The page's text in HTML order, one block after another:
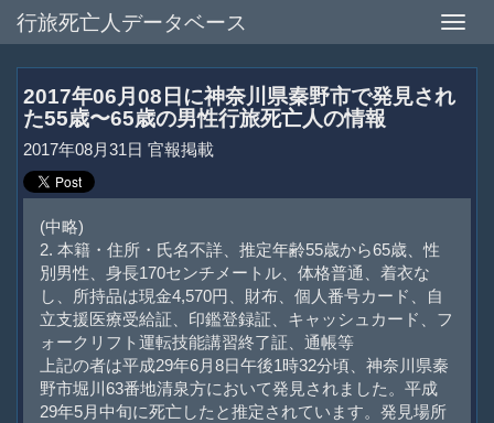
Toggle
行旅死亡人データベース
2017年06月08日に神奈川県秦野市で発見され
た55歳〜65歳の男性行旅死亡人の情報
2017年08月31日 官報掲載
(中略)
2. 本籍・住所・氏名不詳、推定年齢55歳から65歳、性
別男性、身長170センチメートル、体格普通、着衣な
し、所持品は現金4,570円、財布、個人番号カード、自
立支援医療受給証、印鑑登録証、キャッシュカード、フ
ォークリフト運転技能講習終了証、通帳等
上記の者は平成29年6月8日午後1時32分頃、神奈川県秦
野市堀川63番地清泉方において発見されました。平成
29年5月中旬に死亡したと推定されています。発見場所